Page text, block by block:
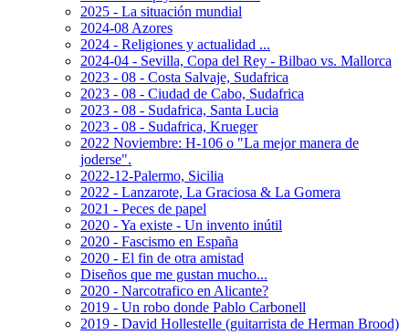
2025 - La situación mundial
2024-08 Azores
2024 - Religiones y actualidad ...
2024-04 - Sevilla, Copa del Rey - Bilbao vs. Mallorca
2023 - 08 - Costa Salvaje, Sudafrica
2023 - 08 - Ciudad de Cabo, Sudafrica
2023 - 08 - Sudafrica, Santa Lucia
2023 - 08 - Sudafrica, Krueger
2022 Noviembre: H-106 o "La mejor manera de
joderse".
2022-12-Palermo, Sicilia
2022 - Lanzarote, La Graciosa & La Gomera
2021 - Peces de papel
2020 - Ya existe - Un invento inútil
2020 - Fascismo en España
2020 - El fin de otra amistad
Diseños que me gustan mucho...
2020 - Narcotrafico en Alicante?
2019 - Un robo donde Pablo Carbonell
2019 - David Hollestelle (guitarrista de Herman Brood)